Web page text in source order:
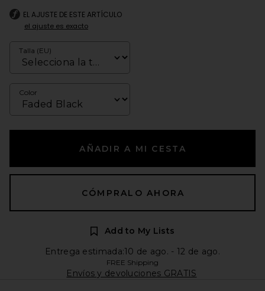
EL AJUSTE DE ESTE ARTÍCULO
el ajuste es exacto
Talla (EU)
Color
AÑADIR A MI CESTA
CÓMPRALO AHORA
Add to My Lists
Entrega estimada:10 de ago. - 12 de ago.
FREE Shipping
Envíos y devoluciones GRATIS